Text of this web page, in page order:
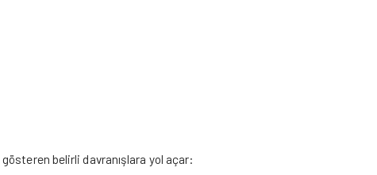
belirli davranışlara yol açar: